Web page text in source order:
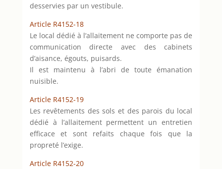
desservies par un vestibule.
Article R4152-18
Le local dédié à l’allaitement ne comporte pas de
communication directe avec des cabinets
d’aisance, égouts, puisards.
Il est maintenu à l’abri de toute émanation
nuisible.
Article R4152-19
Les revêtements des sols et des parois du local
dédié à l’allaitement permettent un entretien
efficace et sont refaits chaque fois que la
propreté l’exige.
Article R4152-20